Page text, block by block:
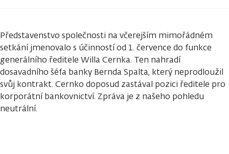
Představenstvo společnosti na včerejším mimořádném
setkání jmenovalo s účinností od 1. července do funkce
generálního ředitele Willa Cernka. Ten nahradí
dosavadního šéfa banky Bernda Spalta, který neprodloužil
svůj kontrakt. Cernko doposud zastával pozici ředitele pro
korporátní bankovnictví. Zpráva je z našeho pohledu
neutrální.